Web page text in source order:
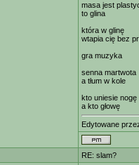
masa jest
to glina
która w glinę
wtapia cię bez
gra muzyka
senna martwota
a tłum w kole
kto uniesie nogę
a kto głowę
Edytowane
RE: slam?